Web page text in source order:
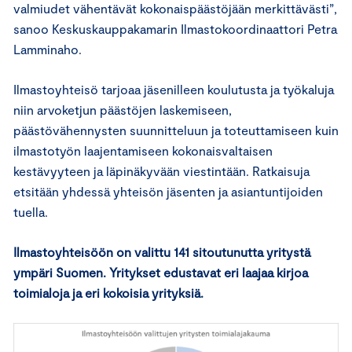
valmiudet vähentävät kokonaispäästöjään merkittävästi”,
sanoo Keskuskauppakamarin Ilmastokoordinaattori Petra
Lamminaho.
Ilmastoyhteisö tarjoaa jäsenilleen koulutusta ja työkaluja
niin arvoketjun päästöjen laskemiseen,
päästövähennysten suunnitteluun ja toteuttamiseen kuin
ilmastotyön laajentamiseen kokonaisvaltaisen
kestävyyteen ja läpinäkyvään viestintään. Ratkaisuja
etsitään yhdessä yhteisön jäsenten ja asiantuntijoiden
tuella.
Ilmastoyhteisöön on valittu 141 sitoutunutta yritystä
ympäri Suomen. Yritykset edustavat eri laajaa kirjoa
toimialoja ja eri kokoisia yrityksiä.